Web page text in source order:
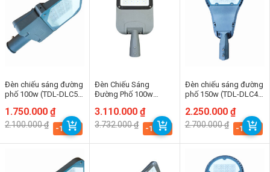
Đèn chiếu sáng đường
phố 100w (TDL-DLC5)
2.100.000₫
Giá
gốc
là:
1.750.000 ₫
Giá
hiện
tại
1.750.000 ₫.
-16.7%
Đèn Chiếu Sáng
Đường Phố 100w
3.732.000₫
Giá
gốc
là:
3.110.000₫
Giá
hiện
tại
3.110.000 ₫.
-16.7%
Đèn chiếu sáng đường
phố 150w (TDL-DLC4)
2.700.000₫
Giá
gốc
là:
2.250.000 ₫
Giá
hiện
tại
2.250.000 ₫.
-16.7%